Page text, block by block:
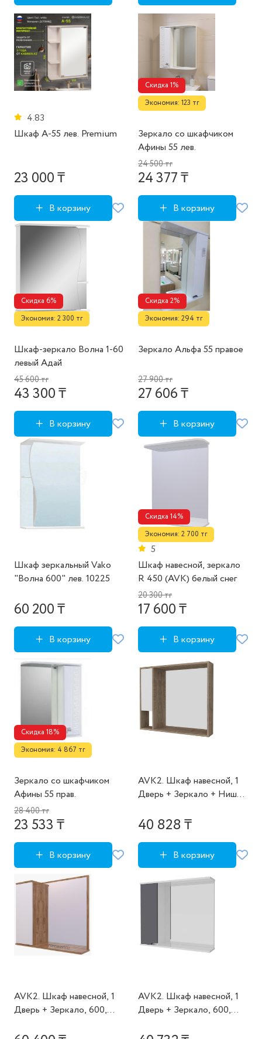
4.83
Шкаф А-55 лев. Premium
23 000 ₸
В корзину
Скидка 1%
Экономия: 123 тг
Зеркало со шкафчиком
Афины 55 лев.
24 500 тг
24 377 ₸
В корзину
Скидка 6%
Экономия: 2 300 тг
Шкаф-зеркало Волна 1-60
левый Адай
45 600 тг
43 300 ₸
В корзину
Скидка 2%
Экономия: 294 тг
Зеркало Альфа 55 правое
27 900 тг
27 606 ₸
В корзину
Шкаф зеркальный Vako
"Волна 600" лев. 10225
60 200 ₸
В корзину
Скидка 14%
Экономия: 2 700 тг
5
Шкаф навесной, зеркало
R 450 (AVK) белый снег
20 300 тг
17 600 ₸
В корзину
Скидка 18%
Экономия: 4 867 тг
Зеркало со шкафчиком
Афины 55 прав.
28 400 тг
23 533 ₸
В корзину
AVK2. Шкаф навесной, 1
Дверь + Зеркало + Ниша,
Дуб Крафт Золотой,
40 828 ₸
В корзину
AVK2. Шкаф навесной, 1
Дверь + Зеркало, 600,
AVK2. Шкаф навесной, 1
Дверь + Зеркало, 600,